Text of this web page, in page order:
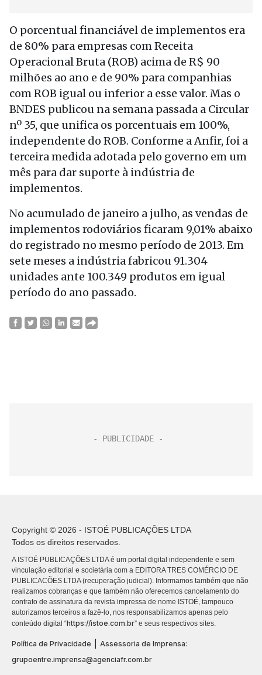
O porcentual financiável de implementos era
de 80% para empresas com Receita
Operacional Bruta (ROB) acima de R$ 90
milhões ao ano e de 90% para companhias
com ROB igual ou inferior a esse valor. Mas o
BNDES publicou na semana passada a Circular
nº 35, que unifica os porcentuais em 100%,
independente do ROB. Conforme a Anfir, foi a
terceira medida adotada pelo governo em um
mês para dar suporte à indústria de
implementos.
No acumulado de janeiro a julho, as vendas de
implementos rodoviários ficaram 9,01% abaixo
do registrado no mesmo período de 2013. Em
sete meses a indústria fabricou 91.304
unidades ante 100.349 produtos em igual
período do ano passado.
Copyright © 2026 - ISTOÉ PUBLICAÇÕES LTDA
Todos os direitos reservados.
A ISTOÉ PUBLICAÇÕES LTDA é um portal digital independente e sem
vinculação editorial e societária com a EDITORA TRES COMÉRCIO DE
PUBLICACÕES LTDA (recuperação judicial). Informamos também que não
realizamos cobranças e que também não oferecemos cancelamento do
contrato de assinatura da revista impressa de nome ISTOÉ, tampouco
autorizamos terceiros a fazê-lo, nos responsabilizamos apenas pelo
conteúdo digital “https://istoe.com.br” e seus respectivos sites.
Política de Privacidade
Assessoria de Imprensa:
grupoentre.imprensa@agenciafr.com.br